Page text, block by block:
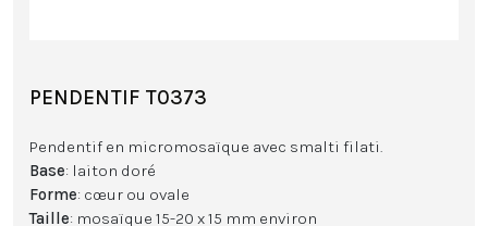
PENDENTIF T0373
Pendentif en micromosaïque avec smalti filati.
Base: laiton doré
Forme: cœur ou ovale
Taille: mosaïque 15-20 x 15 mm environ